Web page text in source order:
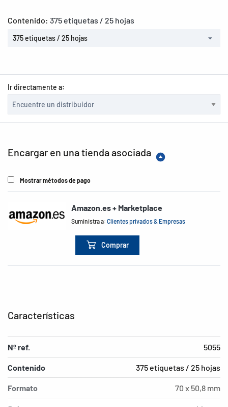
Contenido: 375 etiquetas / 25 hojas
375 etiquetas / 25 hojas
Ir directamente a:
Encargar en una tienda asociada
Mostrar métodos de pago
Amazon.es + Marketplace
Suministra a:Clientes privados & Empresas
Comprar
Características
Nº ref. 5055
Contenido 375 etiquetas / 25 hojas
Formato 70 x 50,8 mm